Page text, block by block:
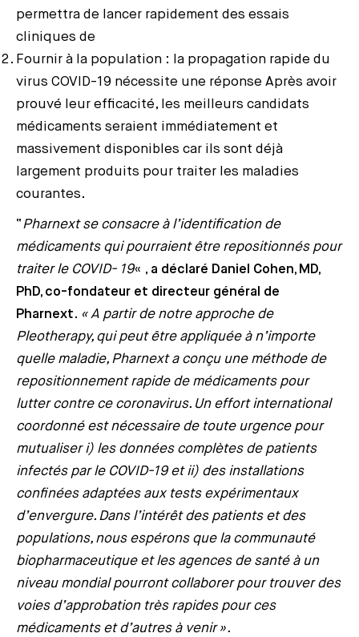
permettra de lancer rapidement des essais
cliniques de
Fournir à la population : la propagation rapide du
virus COVID-19 nécessite une réponse Après avoir
prouvé leur efficacité, les meilleurs candidats
médicaments seraient immédiatement et
massivement disponibles car ils sont déjà
largement produits pour traiter les maladies
courantes.
“Pharnext se consacre à l’identification de
médicaments qui pourraient être repositionnés pour
traiter le COVID- 19« , a déclaré Daniel Cohen, MD,
PhD, co-fondateur et directeur général de
Pharnext. « A partir de notre approche de
Pleotherapy, qui peut être appliquée à n’importe
quelle maladie, Pharnext a conçu une méthode de
repositionnement rapide de médicaments pour
lutter contre ce coronavirus. Un effort international
coordonné est nécessaire de toute urgence pour
mutualiser i) les données complètes de patients
infectés par le COVID-19 et ii) des installations
confinées adaptées aux tests expérimentaux
d’envergure. Dans l’intérêt des patients et des
populations, nous espérons que la communauté
biopharmaceutique et les agences de santé à un
niveau mondial pourront collaborer pour trouver des
voies d’approbation très rapides pour ces
médicaments et d’autres à venir ».